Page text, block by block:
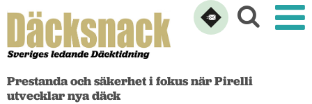
Prestanda och säkerhet i fokus när Pirelli
utvecklar nya däck